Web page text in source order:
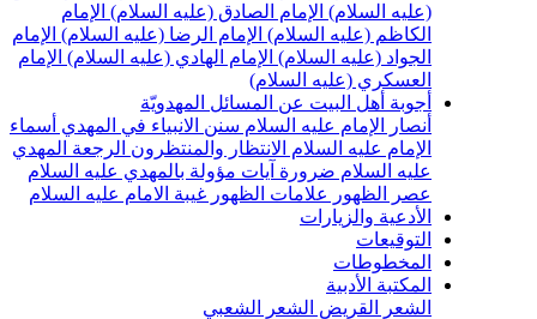
الإمام الصادق (عليه السلام) الإمام
(عليه السلام) الإمام الرضا (عليه السلام) الإمام
(عليه السلام) الإمام الهادي (عليه السلام) الإمام
(عليه السلام)
أهل البيت عن المسائل المهدويّة
الإمام عليه السلامسنن الانبياء في المهديأسماء
عليه السلامالانتظار والمنتظرونالرجعةالمهدي
السلام ضرورة آيات مؤولة بالمهدي عليه السلام
علامات الظهورغيبة الامام عليه السلام
والزيارات
الأدبية
الشعر الشعبي